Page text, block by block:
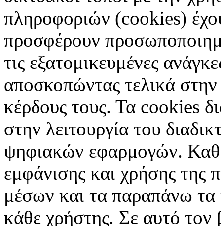
πληροφοριών (cookies)
προσφέρουν
τις εξατομικευμένες
αποσκοπώντας τελικά
κέρδους τους. Τα cookies
στην λειτουργία του
ψηφιακών εφαρμογών.
εμφάνισης και χρήσης της
μέσων και τα παραπάνω τα
κάθε χρήστης. Σε αυτό